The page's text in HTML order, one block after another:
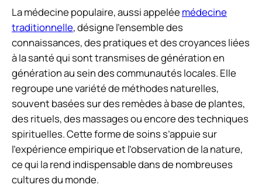
La médecine populaire, aussi appelée médecine
traditionnelle, désigne l’ensemble des
connaissances, des pratiques et des croyances liées
à la santé qui sont transmises de génération en
génération au sein des communautés locales. Elle
regroupe une variété de méthodes naturelles,
souvent basées sur des remèdes à base de plantes,
des rituels, des massages ou encore des techniques
spirituelles. Cette forme de soins s’appuie sur
l’expérience empirique et l’observation de la nature,
ce qui la rend indispensable dans de nombreuses
cultures du monde.